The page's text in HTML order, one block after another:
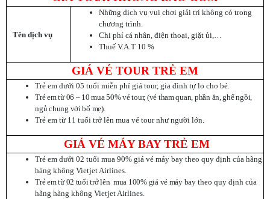
Tên dịch vụ
Những dịch vụ vui chơi giải trí không có trong
chương trình.
Chi phí cá nhân, điện thoại, giặt ủi,…
Thuế V.A.T 10 %
GIÁ VÉ TOUR TRẺ EM
Trẻ em dưới 05 tuổi miễn phí giá tour, gia đình tự lo cho bé.
Trẻ em từ 06 – 10 mua 50% vé tour, (vé tham quan, phần ăn, ghế ngồi,
ngủ chung với bố mẹ).
Trẻ em từ 11 tuổi trở lên mua vé tour như người lớn.
GIÁ VÉ MÁY BAY TRẺ EM
Trẻ em dưới 02 tuổi mua 90% giá vé máy bay theo quy định của hãng
hàng không Vietjet Airlines.
Trẻ em từ 02 tuổi trở lên mua 100% giá vé máy baytheo quy định của
hãng hàng không Vietjet Airlines.